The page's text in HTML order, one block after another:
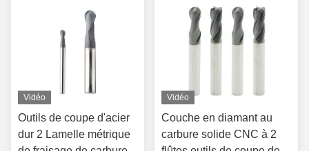
Vidéo
Outils de coupe d'acier
dur 2 Lamelle métrique
Vidéo
Couche en diamant au
carbure solide CNC à 2